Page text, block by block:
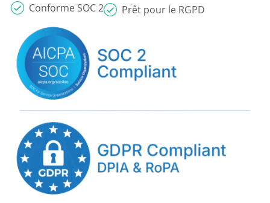
Conforme SOC 2 Prêt pour le RGPD